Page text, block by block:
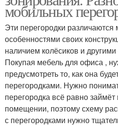
мобильных
Эти перегородки различаются
особенностями своих
наличием колёсиков и
Покупая мебель для офиса ,
предусмотреть то, как она
перегородками. Нужно
перегородка всё равно займёт
помещении, поэтому схему
с перегородками нужно